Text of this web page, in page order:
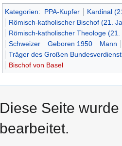
Kategorien: PPA-Kupfer
Kardinal
Römisch-katholischer Bischof (21.
Römisch-katholischer Theologe
Schweizer
Geboren 1950
Mann
Träger des Großen
Bischof von Basel
Diese Seite
bearbeitet.